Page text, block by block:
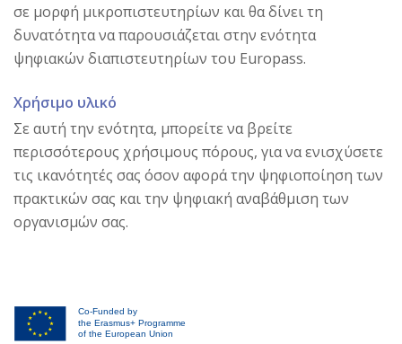
σε μορφή μικροπιστευτηρίων και θα δίνει τη
δυνατότητα να παρουσιάζεται στην ενότητα
ψηφιακών διαπιστευτηρίων του Europass.
Χρήσιμο υλικό
Σε αυτή την ενότητα, μπορείτε να βρείτε
περισσότερους χρήσιμους πόρους, για να ενισχύσετε
τις ικανότητές σας όσον αφορά την ψηφιοποίηση των
πρακτικών σας και την ψηφιακή αναβάθμιση των
οργανισμών σας.
Co-Funded by
the Erasmus+ Programme
of the European Union